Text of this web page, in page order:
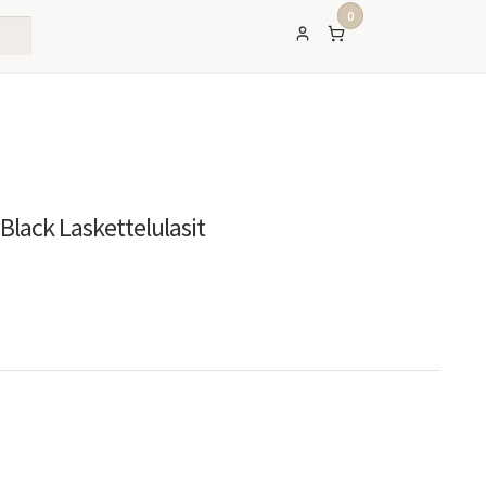
0
Laskettelulasit